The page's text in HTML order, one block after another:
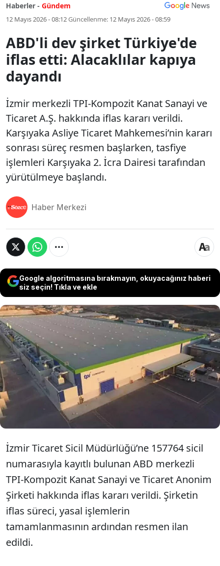
Haberler - Gündem
12 Mayıs 2026 - 08:12Güncellenme: 12 Mayıs 2026 - 08:59
ABD'li dev şirket Türkiye'de
iflas etti: Alacaklılar kapıya
dayandı
İzmir merkezli TPI-Kompozit Kanat Sanayi ve
Ticaret A.Ş. hakkında iflas kararı verildi.
Karşıyaka Asliye Ticaret Mahkemesi’nin kararı
sonrası süreç resmen başlarken, tasfiye
işlemleri Karşıyaka 2. İcra Dairesi tarafından
yürütülmeye başlandı.
Haber Merkezi
Google algoritmasına bırakmayın, okuyacağınız haberi
siz seçin! Tıkla ve ekle
İzmir merkezli TPI-Kompozit Kanat Sanayi ve
Ticaret A.Ş. hakkında iflas kararı verildi.
Karşıyaka Asliye Ticaret Mahkemesi’nin kararı
sonrası süreç resmen başlarken, tasfiye
işlemleri Karşıyaka 2. İcra Dairesi tarafından
yürütülmeye başlandı.
İzmir Ticaret Sicil Müdürlüğü’ne 157764 sicil
numarasıyla kayıtlı bulunan ABD merkezli
TPI-Kompozit Kanat Sanayi ve Ticaret Anonim
Şirketi hakkında iflas kararı verildi. Şirketin
iflas süreci, yasal işlemlerin
tamamlanmasının ardından resmen ilan
edildi.